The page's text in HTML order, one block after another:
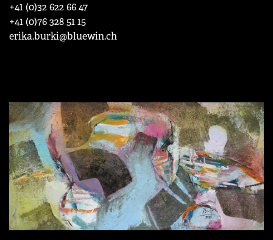
+41 (0)32 622 66 47
+41 (0)76 328 51 15
erika.burki@bluewin.ch